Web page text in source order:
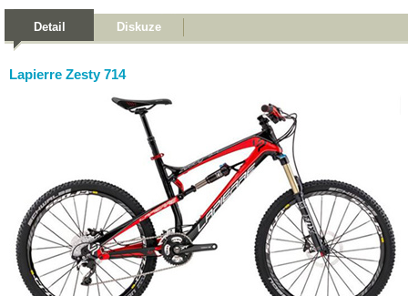
Detail Diskuze
Lapierre Zesty 714